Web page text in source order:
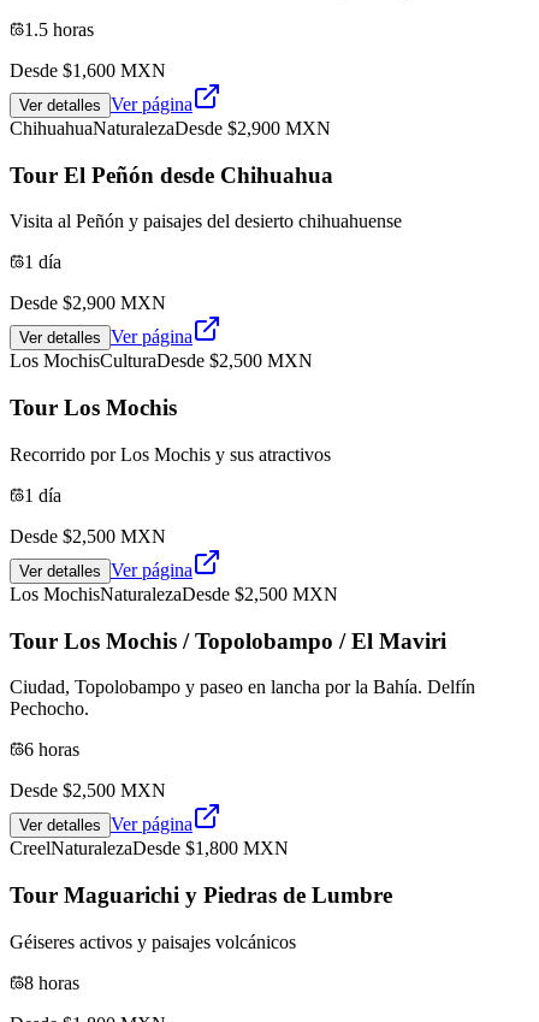
1.5 horas
Desde $1,600 MXN
Ver detalles Ver página
ChihuahuaNaturalezaDesde $2,900 MXN
Tour El Peñón desde Chihuahua
Visita al Peñón y paisajes del desierto chihuahuense
1 día
Desde $2,900 MXN
Ver detalles Ver página
Los MochisCulturaDesde $2,500 MXN
Tour Los Mochis
Recorrido por Los Mochis y sus atractivos
1 día
Desde $2,500 MXN
Ver detalles Ver página
Los MochisNaturalezaDesde $2,500 MXN
Tour Los Mochis / Topolobampo / El Maviri
Ciudad, Topolobampo y paseo en lancha por la Bahía. Delfín
Pechocho.
6 horas
Desde $2,500 MXN
Ver detalles Ver página
CreelNaturalezaDesde $1,800 MXN
Tour Maguarichi y Piedras de Lumbre
Géiseres activos y paisajes volcánicos
8 horas